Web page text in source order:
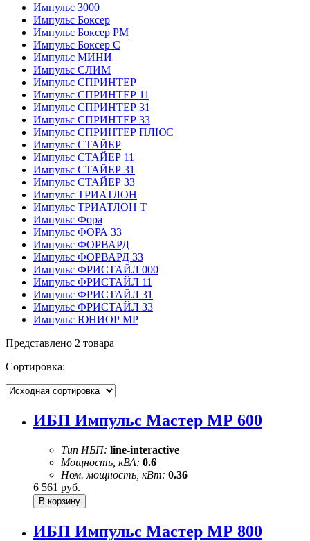
Импульс 3000
Импульс Боксер
Импульс Боксер РМ
Импульс Боксер С
Импульс МИНИ
Импульс СЛИМ
Импульс СПРИНТЕР
Импульс СПРИНТЕР 11
Импульс СПРИНТЕР 31
Импульс СПРИНТЕР 33
Импульс СПРИНТЕР ПЛЮС
Импульс СТАЙЕР
Импульс СТАЙЕР 11
Импульс СТАЙЕР 31
Импульс СТАЙЕР 33
Импульс ТРИАТЛОН
Импульс ТРИАТЛОН Т
Импульс Фора
Импульс ФОРА 33
Импульс ФОРВАРД
Импульс ФОРВАРД 33
Импульс ФРИСТАЙЛ 000
Импульс ФРИСТАЙЛ 11
Импульс ФРИСТАЙЛ 31
Импульс ФРИСТАЙЛ 33
Импульс ЮНИОР МР
Представлено 2 товара
Сортировка:
ИБП Импульс Мастер МР 600
Тип ИБП: line-interactive
Мощность, кВА: 0.6
Ном. мощность, кВт: 0.36
6 561 руб.
ИБП Импульс Мастер МР 800